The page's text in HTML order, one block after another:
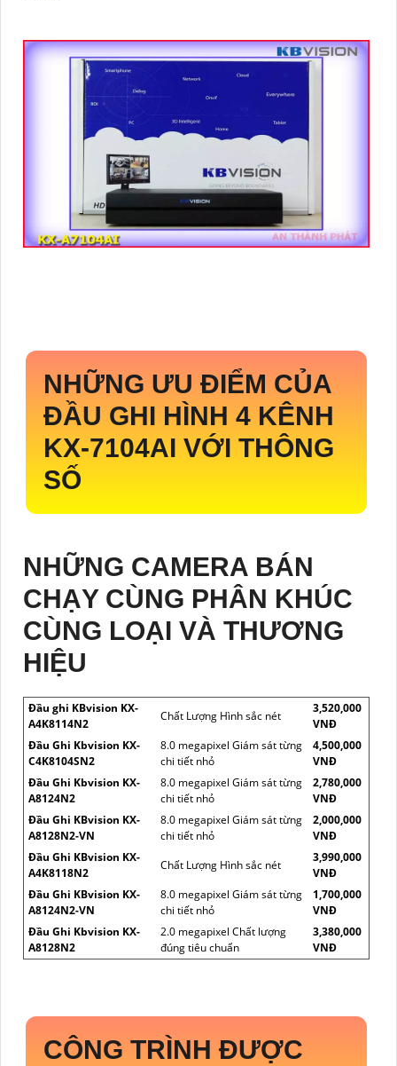
NHỮNG ƯU ĐIỂM CỦA
ĐẦU GHI HÌNH 4 KÊNH
KX-7104AI VỚI THÔNG
SỐ
NHỮNG CAMERA BÁN
CHẠY CÙNG PHÂN KHÚC
CÙNG LOẠI VÀ THƯƠNG
HIỆU
Đầu ghi KBvision KX-
A4K8114N2
Chất Lượng Hình sắc nét
3,520,000
VNĐ
Đầu Ghi Kbvision KX-
C4K8104SN2
8.0 megapixel Giám sát từng
chi tiết nhỏ
4,500,000
VNĐ
Đầu Ghi Kbvision KX-
A8124N2
8.0 megapixel Giám sát từng
chi tiết nhỏ
2,780,000
VNĐ
Đầu Ghi KBvision KX-
A8128N2-VN
8.0 megapixel Giám sát từng
chi tiết nhỏ
2,000,000
VNĐ
Đầu Ghi KBvision KX-
A4K8118N2
Chất Lượng Hình sắc nét
3,990,000
VNĐ
Đầu Ghi KBvision KX-
A8124N2-VN
8.0 megapixel Giám sát từng
chi tiết nhỏ
1,700,000
VNĐ
Đầu Ghi Kbvision KX-
A8128N2
2.0 megapixel Chất lượng
đúng tiêu chuẩn
3,380,000
VNĐ
CÔNG TRÌNH ĐƯỢC